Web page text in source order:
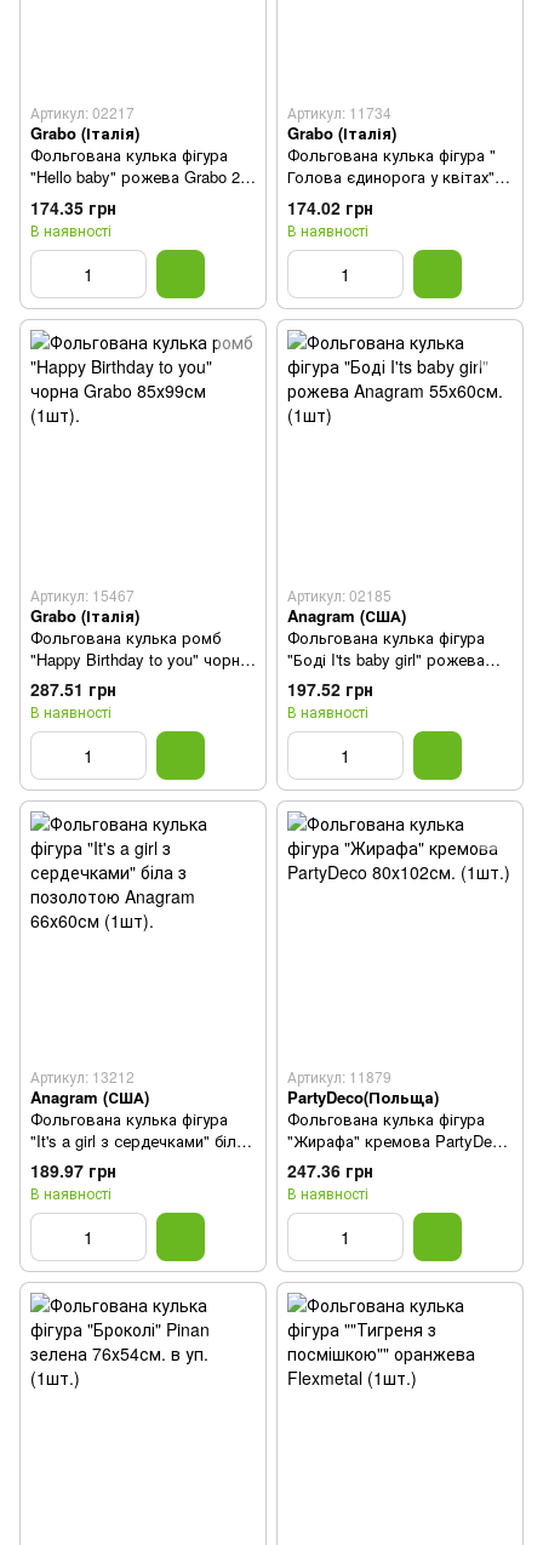
Артикул: 02217
Grabo (Італія)
Фольгована кулька фігура
"Hello baby" рожева Grabo 24"
(60 см) 1 шт
174.35 грн
В наявності
Артикул: 11734
Grabo (Італія)
Фольгована кулька фігура "
Голова єдинорога у квітах"
Grabo 32"(80см) (1 шт)
174.02 грн
В наявності
Артикул: 15467
Grabo (Італія)
Фольгована кулька ромб
"Happy Birthday to you" чорна
Grabo 85х99см (1шт).
287.51 грн
В наявності
Артикул: 02185
Anagram (США)
Фольгована кулька фігура
"Боді I'ts baby girl" рожева
Anagram 55х60см. (1шт)
197.52 грн
В наявності
Артикул: 13212
Anagram (США)
Фольгована кулька фігура
"It's a girl з сердечками" біла
з позолотою Anagram
66х60см (1шт).
189.97 грн
В наявності
Артикул: 11879
PartyDeco(Польща)
Фольгована кулька фігура
"Жирафа" кремова PartyDeco
80х102см. (1шт.)
247.36 грн
В наявності